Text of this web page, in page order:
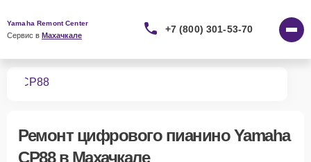
Yamaha Remont Center
Сервис в Махачкале
+7 (800) 301-53-70
CP88
Ремонт цифрового пианино Yamaha
CP88в Махачкале